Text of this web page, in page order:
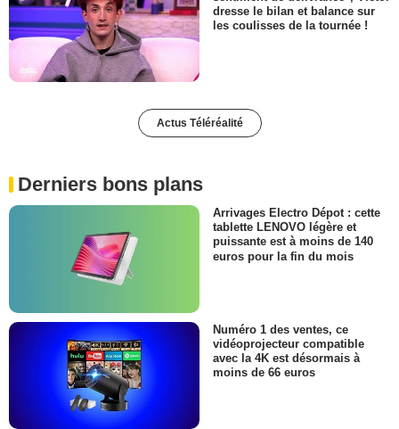
dresse le bilan et balance sur
les coulisses de la tournée !
Actus Téléréalité
Derniers bons plans
Arrivages Electro Dépot : cette
tablette LENOVO légère et
puissante est à moins de 140
euros pour la fin du mois
Numéro 1 des ventes, ce
vidéoprojecteur compatible
avec la 4K est désormais à
moins de 66 euros